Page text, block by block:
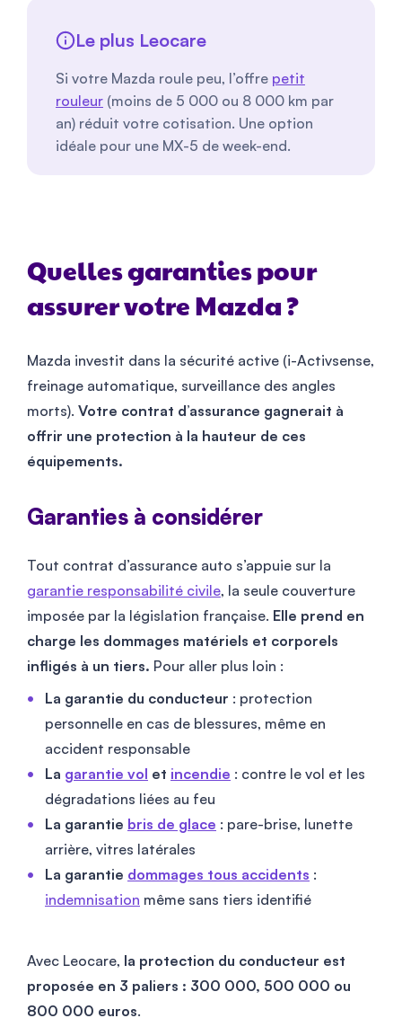
Le plus Leocare
Si votre Mazda roule peu, l’offre petit
rouleur (moins de 5 000 ou 8 000 km par
an) réduit votre cotisation. Une option
idéale pour une MX-5 de week-end.
Quelles garanties pour
assurer votre Mazda ?
Mazda investit dans la sécurité active (i-Activsense,
freinage automatique, surveillance des angles
morts). Votre contrat d’assurance gagnerait à
offrir une protection à la hauteur de ces
équipements.
Garanties à considérer
Tout contrat d’assurance auto s’appuie sur la
garantie responsabilité civile, la seule couverture
imposée par la législation française. Elle prend en
charge les dommages matériels et corporels
infligés à un tiers. Pour aller plus loin :
La garantie du conducteur : protection
personnelle en cas de blessures, même en
accident responsable
La garantie vol et incendie : contre le vol et les
dégradations liées au feu
La garantie bris de glace : pare-brise, lunette
arrière, vitres latérales
La garantie dommages tous accidents :
indemnisation même sans tiers identifié
Avec Leocare, la protection du conducteur est
proposée en 3 paliers : 300 000, 500 000 ou
800 000 euros.